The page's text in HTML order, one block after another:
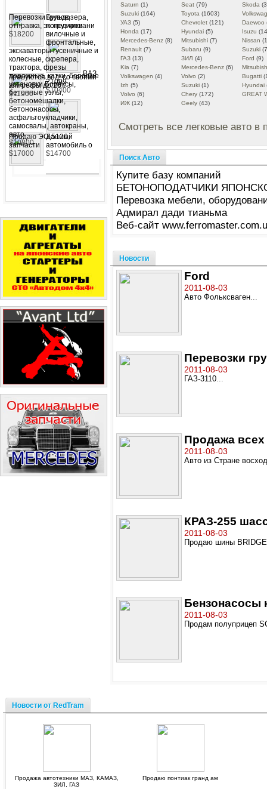
Перевозки грузов,
отправка, экспедировани
$18200
Бульдозера,
погрузчики
вилочные и
фронтальные,
экскаваторы гусеничные и
колесные, скрепера,
трактора, фрезы
дорожные, катки, баровые
установки Борексы,
бетонные узлы,
бетономешалки,
бетононасосы,
асфальтоукладчики,
самосвалы, автокраны,
авто
$10800
Требуются вод. со своими
а/м рефы до 20т
$11500
ВАЗ
21099
$10400
Продаю ЭО-5126,
запчасти
$17000
Данный
автомобиль о
$14700
Saturn (1) Seat (79) Skoda
Suzuki (164) Toyota (1603)
УАЗ (5) Chevrolet (121) Daewoo
Honda (17) Hyundai (5) Isuzu
Mercedes-Benz (8) Mitsubishi (7) Nissan
Renault (7) Subaru (9) Suzuki
ГАЗ (13) ЗИЛ (4) Ford (9)
Kia (7) Mercedes-Benz (6)
Volkswagen (4) Volvo (2) Bugatti
Izh (5) Suzuki (1) Hyundai
Volvo (6) Chery (172)
GREAT
ИЖ (12) Geely (43)
Смотреть все легковые авто в
Поиск Авто
Купите базу компаний
БЕТОНОПОДАТЧИКИ
Перевозка мебели,
Адмирал дади тианьма
Веб-сайт
Новости
Ford
2011-08-03
Авто Фольксваген...
Перевозки
2011-08-03
ГАЗ-3110...
Продажа
2011-08-03
Авто из Стране
КРАЗ-255
2011-08-03
Продаю шины
Бензонасосы
2011-08-03
Продам полуприцеп
Новости от RedTram
Продажа автотехники МАЗ, КАМАЗ,
ЗИЛ, ГАЗ
Продаю понтиак гранд ам